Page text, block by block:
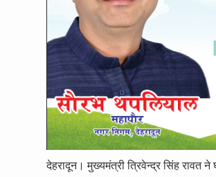
देहरादून। मुख्यमंत्री त्रिवेन्द्र सिंह रावत